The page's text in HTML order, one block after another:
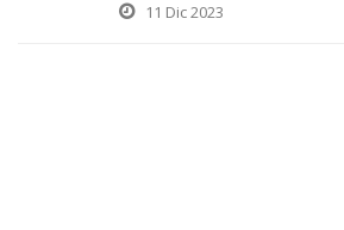
11 Dic 2023